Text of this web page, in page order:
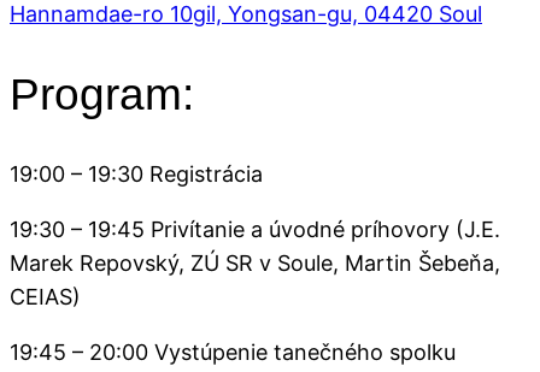
Hannamdae-ro 10gil, Yongsan-gu, 04420 Soul
Program:
19:00 – 19:30 Registrácia
19:30 – 19:45 Privítanie a úvodné príhovory (J.E.
Marek Repovský, ZÚ SR v Soule, Martin Šebeňa,
CEIAS)
19:45 – 20:00 Vystúpenie tanečného spolku